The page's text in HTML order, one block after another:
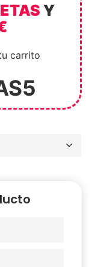
Y
carrito